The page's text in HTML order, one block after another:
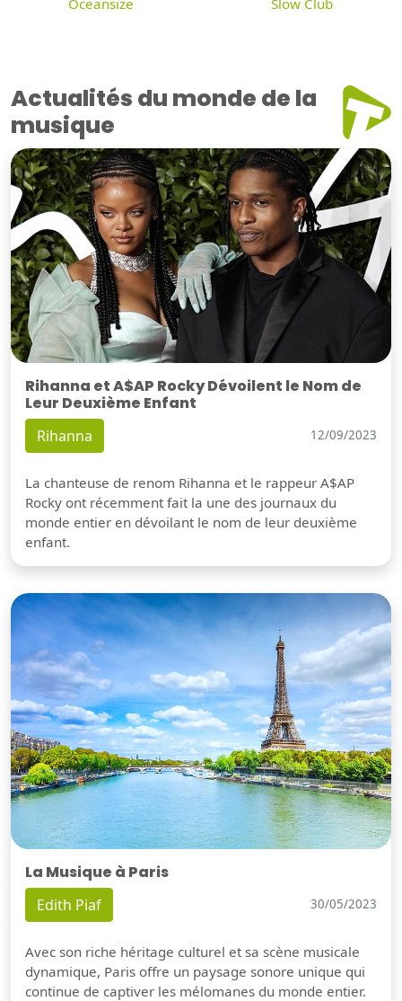
Actualités du monde de la
musique
Rihanna et A$AP Rocky Dévoilent le Nom de
Leur Deuxième Enfant
Rihanna 12/09/2023
La chanteuse de renom Rihanna et le rappeur A$AP
Rocky ont récemment fait la une des journaux du
monde entier en dévoilant le nom de leur deuxième
enfant.
La Musique à Paris
Edith Piaf 30/05/2023
Avec son riche héritage culturel et sa scène musicale
dynamique, Paris offre un paysage sonore unique qui
continue de captiver les mélomanes du monde entier.